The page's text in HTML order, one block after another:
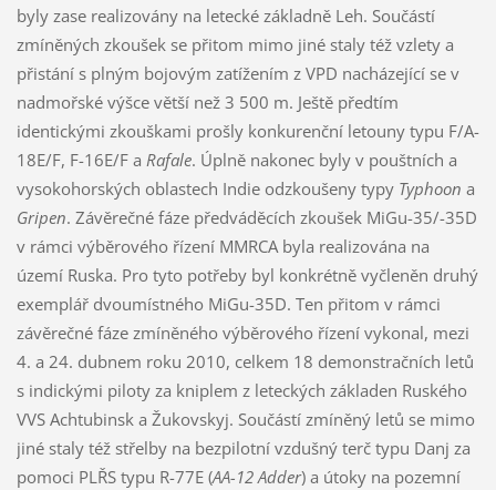
byly zase realizovány na letecké základně Leh. Součástí
zmíněných zkoušek se přitom mimo jiné staly též vzlety a
přistání s plným bojovým zatížením z VPD nacházející se v
nadmořské výšce větší než 3 500 m. Ještě předtím
identickými zkouškami prošly konkurenční letouny typu F/A-
18E/F, F-16E/F a Rafale. Úplně nakonec byly v pouštních a
vysokohorských oblastech Indie odzkoušeny typy Typhoon a
Gripen. Závěrečné fáze předváděcích zkoušek MiGu-35/-35D
v rámci výběrového řízení MMRCA byla realizována na
území Ruska. Pro tyto potřeby byl konkrétně vyčleněn druhý
exemplář dvoumístného MiGu-35D. Ten přitom v rámci
závěrečné fáze zmíněného výběrového řízení vykonal, mezi
4. a 24. dubnem roku 2010, celkem 18 demonstračních letů
s indickými piloty za kniplem z leteckých základen Ruského
VVS Achtubinsk a Žukovskyj. Součástí zmíněný letů se mimo
jiné staly též střelby na bezpilotní vzdušný terč typu Danj za
pomoci PLŘS typu R-77E (AA-12 Adder) a útoky na pozemní